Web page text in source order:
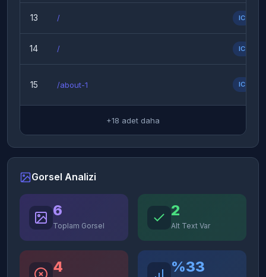
13 / IC
14 / IC
15 /about-1 IC
+18 adet daha
Gorsel Analizi
6
Toplam Gorsel
2
Alt Text Var
4 %33